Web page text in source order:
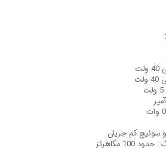
و سوئیچ کم جریان
مگاهرتز